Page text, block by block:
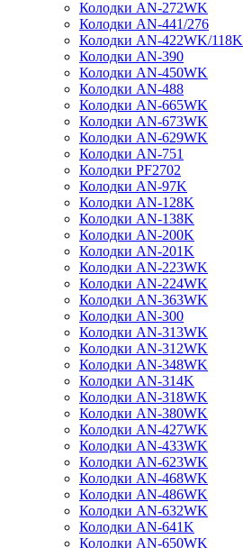
Колодки AN-272WK
Колодки AN-441/276
Колодки AN-422WK/118K
Колодки AN-390
Колодки AN-450WK
Колодки AN-488
Колодки AN-665WK
Колодки AN-673WK
Колодки AN-629WK
Колодки AN-751
Колодки PF2702
Колодки AN-97K
Колодки AN-128K
Колодки AN-138K
Колодки AN-200K
Колодки AN-201K
Колодки AN-223WK
Колодки AN-224WK
Колодки AN-363WK
Колодки AN-300
Колодки AN-313WK
Колодки AN-312WK
Колодки AN-348WK
Колодки AN-314K
Колодки AN-318WK
Колодки AN-380WK
Колодки AN-427WK
Колодки AN-433WK
Колодки AN-623WK
Колодки AN-468WK
Колодки AN-486WK
Колодки AN-632WK
Колодки AN-641K
Колодки AN-650WK